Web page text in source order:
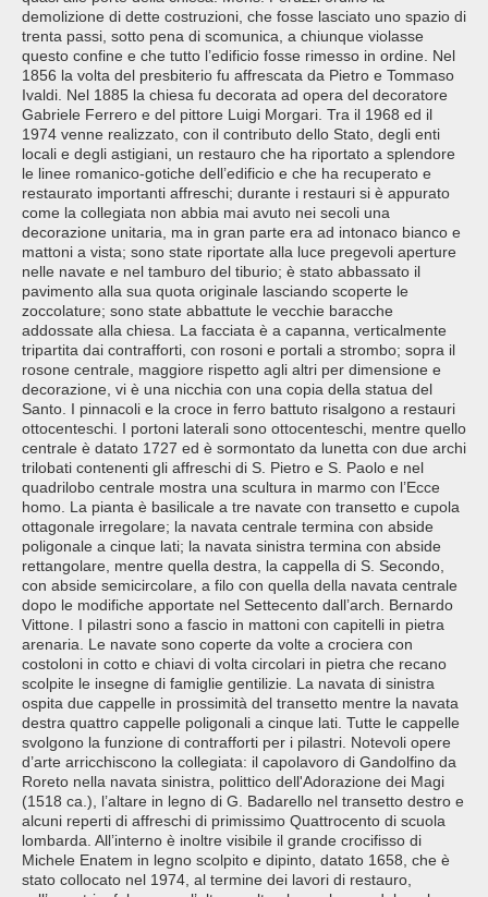
demolizione di dette costruzioni, che fosse lasciato uno spazio di
trenta passi, sotto pena di scomunica, a chiunque violasse
questo confine e che tutto l’edificio fosse rimesso in ordine. Nel
1856 la volta del presbiterio fu affrescata da Pietro e Tommaso
Ivaldi. Nel 1885 la chiesa fu decorata ad opera del decoratore
Gabriele Ferrero e del pittore Luigi Morgari. Tra il 1968 ed il
1974 venne realizzato, con il contributo dello Stato, degli enti
locali e degli astigiani, un restauro che ha riportato a splendore
le linee romanico-gotiche dell’edificio e che ha recuperato e
restaurato importanti affreschi; durante i restauri si è appurato
come la collegiata non abbia mai avuto nei secoli una
decorazione unitaria, ma in gran parte era ad intonaco bianco e
mattoni a vista; sono state riportate alla luce pregevoli aperture
nelle navate e nel tamburo del tiburio; è stato abbassato il
pavimento alla sua quota originale lasciando scoperte le
zoccolature; sono state abbattute le vecchie baracche
addossate alla chiesa. La facciata è a capanna, verticalmente
tripartita dai contrafforti, con rosoni e portali a strombo; sopra il
rosone centrale, maggiore rispetto agli altri per dimensione e
decorazione, vi è una nicchia con una copia della statua del
Santo. I pinnacoli e la croce in ferro battuto risalgono a restauri
ottocenteschi. I portoni laterali sono ottocenteschi, mentre quello
centrale è datato 1727 ed è sormontato da lunetta con due archi
trilobati contenenti gli affreschi di S. Pietro e S. Paolo e nel
quadrilobo centrale mostra una scultura in marmo con l’Ecce
homo. La pianta è basilicale a tre navate con transetto e cupola
ottagonale irregolare; la navata centrale termina con abside
poligonale a cinque lati; la navata sinistra termina con abside
rettangolare, mentre quella destra, la cappella di S. Secondo,
con abside semicircolare, a filo con quella della navata centrale
dopo le modifiche apportate nel Settecento dall’arch. Bernardo
Vittone. I pilastri sono a fascio in mattoni con capitelli in pietra
arenaria. Le navate sono coperte da volte a crociera con
costoloni in cotto e chiavi di volta circolari in pietra che recano
scolpite le insegne di famiglie gentilizie. La navata di sinistra
ospita due cappelle in prossimità del transetto mentre la navata
destra quattro cappelle poligonali a cinque lati. Tutte le cappelle
svolgono la funzione di contrafforti per i pilastri. Notevoli opere
d’arte arricchiscono la collegiata: il capolavoro di Gandolfino da
Roreto nella navata sinistra, polittico dell'Adorazione dei Magi
(1518 ca.), l’altare in legno di G. Badarello nel transetto destro e
alcuni reperti di affreschi di primissimo Quattrocento di scuola
lombarda. All’interno è inoltre visibile il grande crocifisso di
Michele Enatem in legno scolpito e dipinto, datato 1658, che è
stato collocato nel 1974, al termine dei lavori di restauro,